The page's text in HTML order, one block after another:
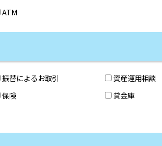
ATM
振替によるお取引 資産運用相談
保険 貸金庫